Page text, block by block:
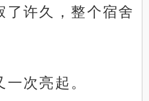
了许久，整个宿舍
次亮起。